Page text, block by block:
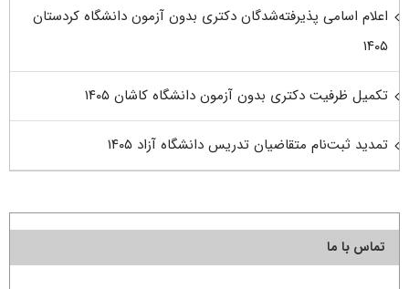
اعلام اسامی پذیرفته‌شدگان دکتری بدون آزمون دانشگاه کردستان
۱۴۰۵
تکمیل ظرفیت دکتری بدون آزمون دانشگاه کاشان ۱۴۰۵
تمدید ثبت‌نام متقاضیان تدریس دانشگاه آزاد ۱۴۰۵
تماس با ما